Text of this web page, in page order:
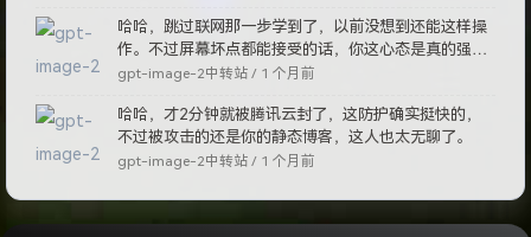
哈哈，跳过联网那一步学到了，以前没想到还能这样操
作。不过屏幕坏点都能接受的话，你这心态是真的强
啊。
gpt-image-2中转站 / 1 个月前
哈哈，才2分钟就被腾讯云封了，这防护确实挺快的，
不过被攻击的还是你的静态博客，这人也太无聊了。
gpt-image-2中转站 / 1 个月前